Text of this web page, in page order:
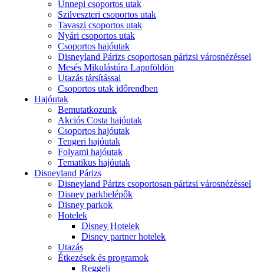
Ünnepi csoportos utak
Szilveszteri csoportos utak
Tavaszi csoportos utak
Nyári csoportos utak
Csoportos hajóutak
Disneyland Párizs csoportosan párizsi városnézéssel
Mesés Mikulástúra Lappföldön
Utazás társítással
Csoportos utak időrendben
Hajóutak
Bemutatkozunk
Akciós Costa hajóutak
Csoportos hajóutak
Tengeri hajóutak
Folyami hajóutak
Tematikus hajóutak
Disneyland Párizs
Disneyland Párizs csoportosan párizsi városnézéssel
Disney parkbelépők
Disney parkok
Hotelek
Disney Hotelek
Disney partner hotelek
Utazás
Étkezések és programok
Reggeli